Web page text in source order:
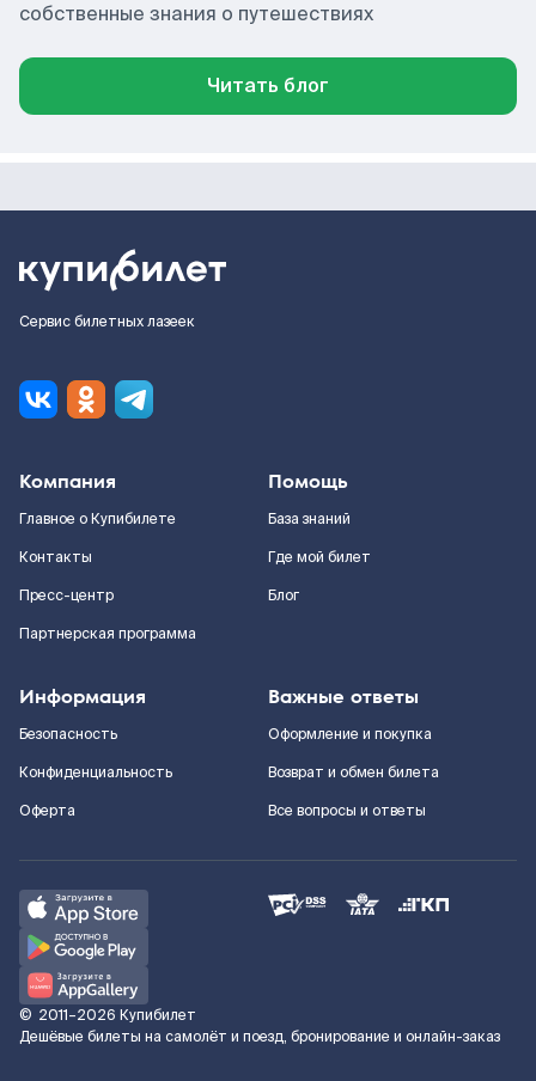
собственные знания о путешествиях
Читать блог
Сервис билетных лазеек
Компания
Главное о Купибилете
Контакты
Пресс-центр
Партнерская программа
Помощь
База знаний
Где мой билет
Блог
Информация
Безопасность
Конфиденциальность
Оферта
Важные ответы
Оформление и покупка
Возврат и обмен билета
Все вопросы и ответы
© 2011–2026 Купибилет
Дешёвые билеты на самолёт и поезд, бронирование и онлайн-заказ